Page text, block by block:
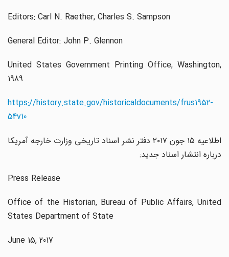
Editors: Carl N. Raether, Charles S. Sampson
General Editor: John P. Glennon
United States Government Printing Office, Washington,
1989
https://history.state.gov/historicaldocuments/frus1952-
54v10
اطلاعیه ۱۵ جون ۲۰۱۷ دفتر نشر اسناد تاریخی وزارت خارجه آمریکا
درباره انتشار اسناد جدید:‌
Press Release
Office of the Historian, Bureau of Public Affairs, United
States Department of State
June 15, 2017